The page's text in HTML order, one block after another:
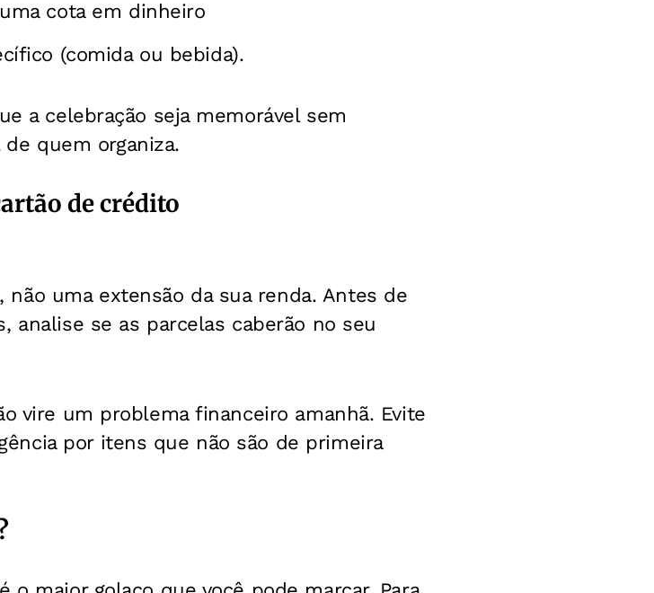
cota em dinheiro
(comida ou bebida).
a celebração seja memorável sem
quem organiza.
de crédito
uma extensão da sua renda. Antes de
analise se as parcelas caberão no seu
vire um problema financeiro amanhã. Evite
por itens que não são de primeira